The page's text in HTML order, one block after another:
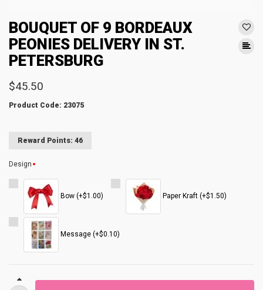
BOUQUET OF 9 BORDEAUX
PEONIES DELIVERY IN ST.
PETERSBURG
$45.50
Product Code: 23075
Reward Points: 46
Design
Bow (+$1.00) Paper Kraft (+$1.50)
Message (+$0.10)